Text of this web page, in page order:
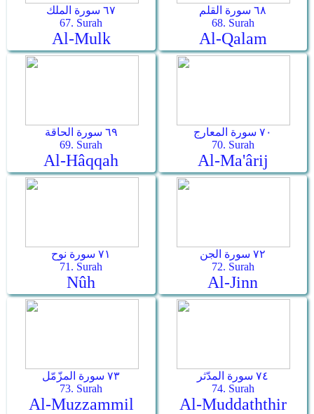
٦٧ سورة الملك
67. Surah
Al-Mulk
٦٨ سورة القلم
68. Surah
Al-Qalam
٦٩ سورة الحاقة
69. Surah
Al-Hâqqah
٧٠ سورة المعارج
70. Surah
Al-Ma'ârij
٧١ سورة نوح
71. Surah
Nûh
٧٢ سورة الجن
72. Surah
Al-Jinn
٧٣ سورة المزّمّل
73. Surah
Al-Muzzammil
٧٤ سورة المدّثر
74. Surah
Al-Muddaththir